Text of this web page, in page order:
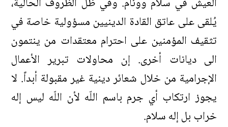
يُلقى على عاتق القادة الدينيين مسؤولية خاصة في
تثقيف المؤمنين على احترام معتقدات من ينتمون
الى ديانات أخرى. إن محاولات تبرير الأعمال
الإجرامية من خلال شعائر دينية غير مقبولة أبداً. لا
يجوز ارتكاب أي جرم باسم اللّه لأن اللّه ليس إله
خراب بل إله سلام.